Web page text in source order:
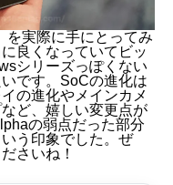
を実際に手にとってみ
良くなっていてビッ
シリーズっぽくない
です。SoCの進化は
の進化やメインカメ
ど、嬉しい変更点が
の弱点だった部分
う印象でした。ぜ
さいね！
Alpha2」。
ク・仕様